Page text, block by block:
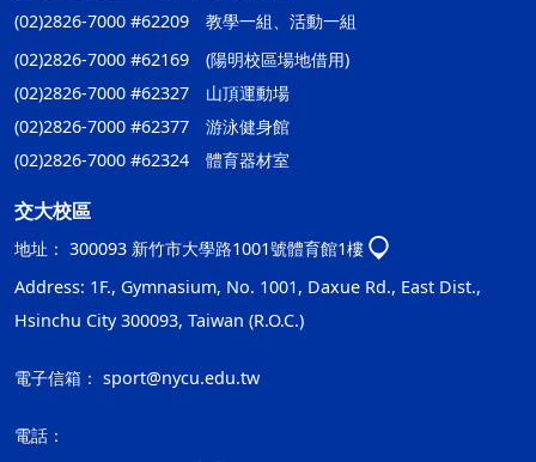
(02)2826-7000 #62209 教學一組、活動一組
(02)2826-7000 #62169 (陽明校區場地借用)
(02)2826-7000 #62327 山頂運動場
(02)2826-7000 #62377 游泳健身館
(02)2826-7000 #62324 體育器材室
交大校區
地址： 300093 新竹市大學路1001號體育館1樓
Address: 1F., Gymnasium, No. 1001, Daxue Rd., East Dist.,
Hsinchu City 300093, Taiwan (R.O.C.)
電子信箱： sport@nycu.edu.tw
電話：